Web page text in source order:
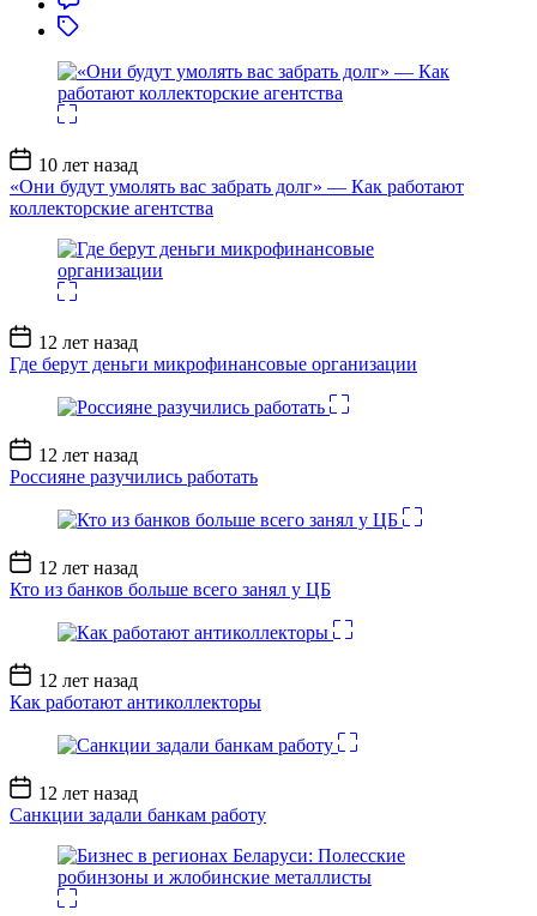
Дата
записи
10 лет назад
«Они будут умолять вас забрать долг» — Как работают
коллекторские агентства
Дата
записи
12 лет назад
Где берут деньги микрофинансовые организации
Дата
записи
12 лет назад
Россияне разучились работать
Дата
записи
12 лет назад
Кто из банков больше всего занял у ЦБ
Дата
записи
12 лет назад
Как работают антиколлекторы
Дата
записи
12 лет назад
Санкции задали банкам работу